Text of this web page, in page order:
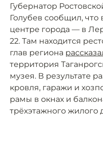
Губернатор
Голубев сообщил,
центре города — в
22. Там находится
глав региона
территория
музея. В результате
кровля, гаражи и
рамы в окнах и
трёхэтажного жилого